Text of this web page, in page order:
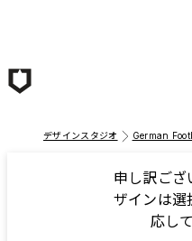
デザインスタジオ German
申し訳ご
ザインは選
応し